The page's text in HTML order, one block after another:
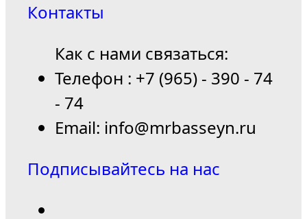
Контакты
Как с нами связаться:
Телефон : +7 (965) - 390 - 74
- 74
Email: info@mrbasseyn.ru
Подписывайтесь на нас